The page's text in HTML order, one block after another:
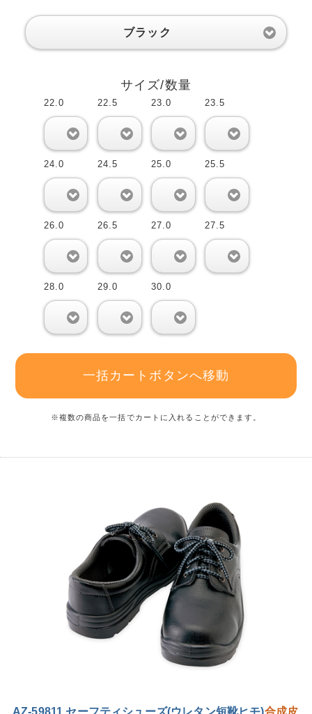
ブラック
サイズ/数量
22.0 22.5 23.0 23.5
24.0 24.5 25.0 25.5
26.0 26.5 27.0 27.5
28.0 29.0 30.0
一括カートボタンへ移動
※複数の商品を一括でカートに入れることができます。
AZ-59811 セーフティシューズ(ウレタン短靴ヒモ)合成皮